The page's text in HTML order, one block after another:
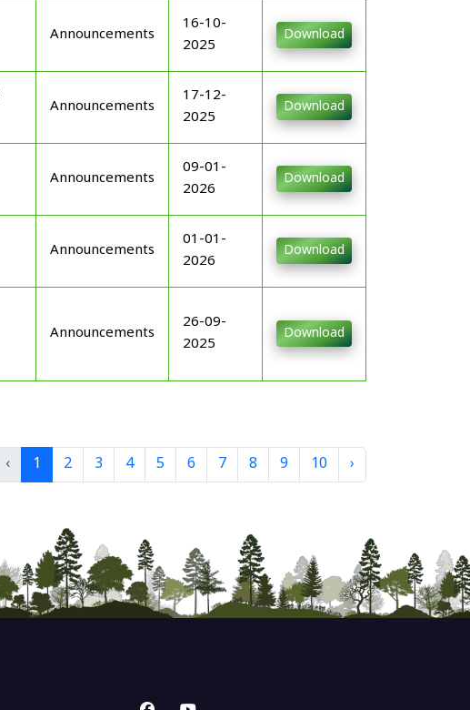
Announcements
16-10-
2025
Download
Announcements
17-12-
2025
Download
Announcements
09-01-
2026
Download
Announcements
01-01-
2026
Download
Announcements
26-09-
2025
Download
‹ 1 2 3 4 5 6 7 8 9 10 ›